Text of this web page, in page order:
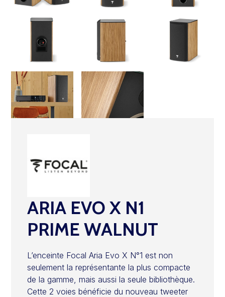
ARIA EVO X N1
PRIME WALNUT
L’enceinte Focal Aria Evo X N°1 est non
seulement la représentante la plus compacte
de la gamme, mais aussi la seule bibliothèque.
Cette 2 voies bénéficie du nouveau tweeter